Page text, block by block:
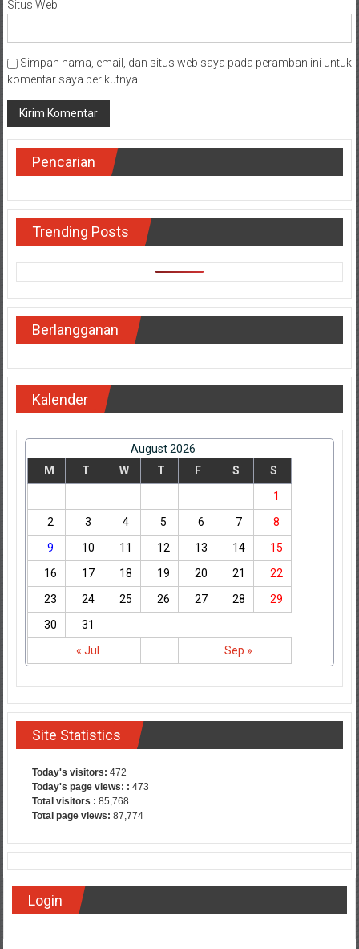
Situs Web
Simpan nama, email, dan situs web saya pada peramban ini untuk
komentar saya berikutnya.
Pencarian
Trending Posts
Berlangganan
Kalender
August 2026
M
T W T F S S
« Jul Sep »
1
2
3 4 5 6 7
8
9
10 11 12 13 14
15
16
17 18 19 20 21
22
23
24 25 26 27 28
29
30
31
Site Statistics
Today's visitors: 472
Today's page views: : 473
Total visitors : 85,768
Total page views: 87,774
Login